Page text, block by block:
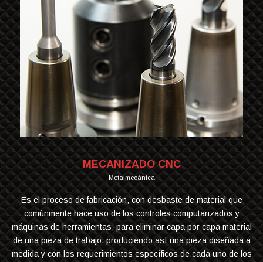
MECANIZADO CNC
Metalmecánica
Es el proceso de fabricación, con desbaste de material que
comúnmente hace uso de los controles computarizados y
máquinas de herramientas, para eliminar capa por capa material
de una pieza de trabajo, produciendo así una pieza diseñada a
medida y con los requerimientos específicos de cada uno de los